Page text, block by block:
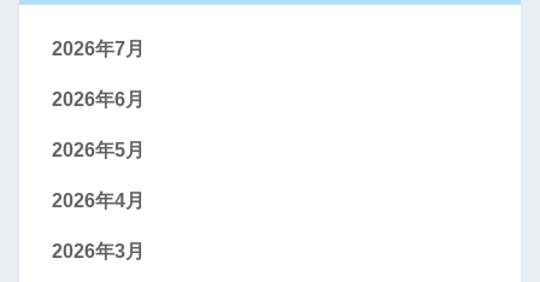
2026年7月
2026年6月
2026年5月
2026年4月
2026年3月